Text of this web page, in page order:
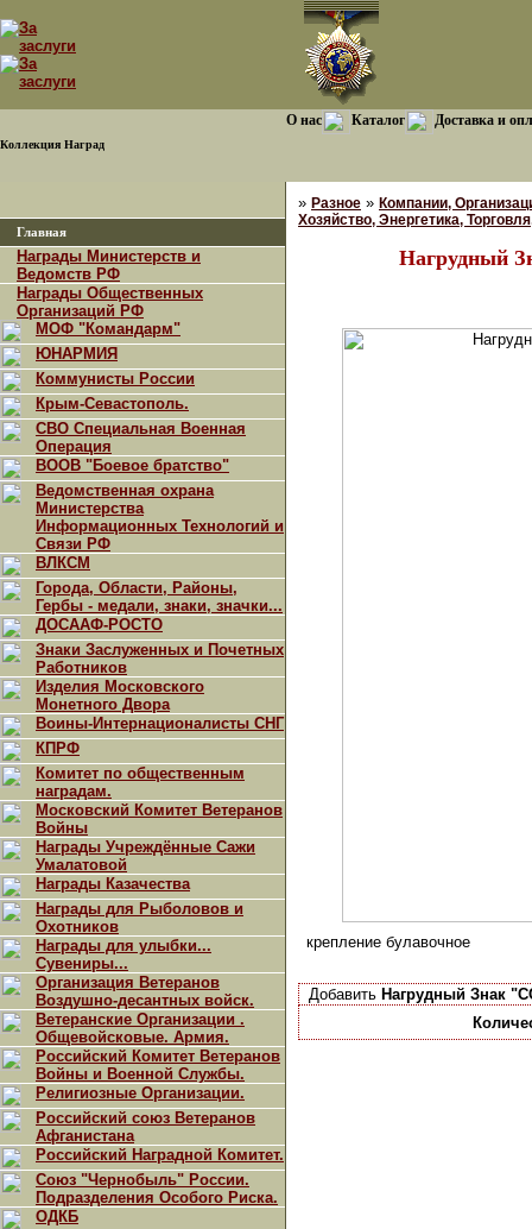
Коллекция Наград
О нас Каталог Доставка и
Главная
Награды Министерств и
Ведомств РФ
Награды Общественных
Организаций РФ
МОФ "Командарм"
ЮНАРМИЯ
Коммунисты России
Крым-Севастополь.
СВО Специальная Военная
Операция
ВООВ "Боевое братство"
Ведомственная охрана
Министерства
Информационных Технологий и
Связи РФ
ВЛКСМ
Города, Области, Районы,
Гербы - медали, знаки, значки...
ДОСААФ-РОСТО
Знаки Заслуженных и Почетных
Работников
Изделия Московского
Монетного Двора
Воины-Интернационалисты СНГ
КПРФ
Комитет по общественным
наградам.
Московский Комитет Ветеранов
Войны
Награды Учреждённые Сажи
Умалатовой
Награды Казачества
Награды для Рыболовов и
Охотников
Награды для улыбки...
Сувениры...
Организация Ветеранов
Воздушно-десантных войск.
Ветеранские Организации .
Общевойсковые. Армия.
Российский Комитет Ветеранов
Войны и Военной Службы.
Религиозные Организации.
Российский союз Ветеранов
Афганистана
Российский Наградной Комитет.
Союз "Чернобыль" России.
Подразделения Особого Риска.
ОДКБ
» Разное » Компании,
Хозяйство, Энергетика,
Нагрудный
крепление булавочное
Добавить Нагрудный Знак